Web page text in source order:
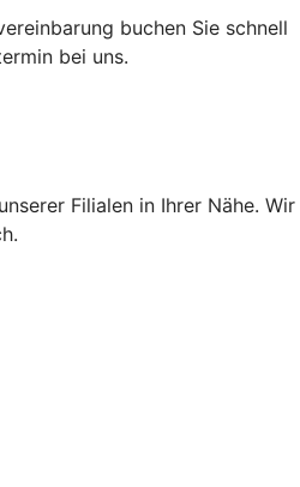
buchen Sie schnell
bei uns.
Filialen in Ihrer Nähe. Wir